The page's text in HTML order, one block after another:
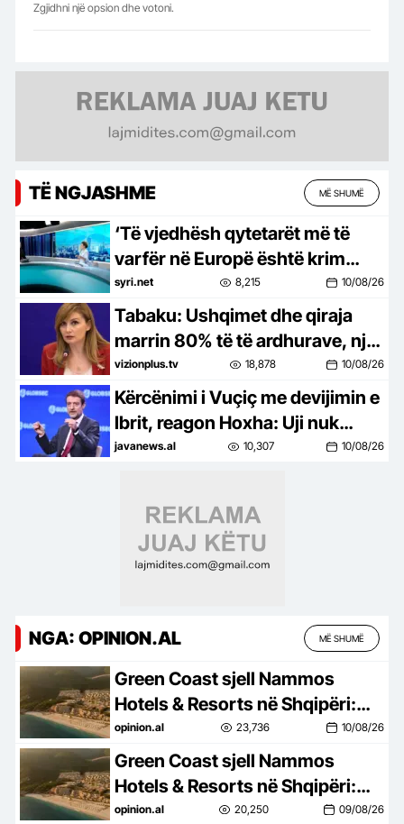
Zgjidhni një opsion dhe votoni.
TË NGJASHME MË SHUMË
‘Të vjedhësh qytetarët më të
varfër në Europë është krim
shtetëror’, Xhixho: Paratë
shkuan për korrupsion,
emergjencat u lanë në mjerim
syri.net 8,215 10/08/26
Tabaku: Ushqimet dhe qiraja
marrin 80% të të ardhurave, një
apartament kushton 20 vite të
ardhura
vizionplus.tv 18,878 10/08/26
Kërcënimi i Vuçiç me devijimin e
Ibrit, reagon Hoxha: Uji nuk
mund të përdoret si mjet
javanews.al 10,307 10/08/26
NGA: OPINION.AL MË SHUMË
Green Coast sjell Nammos
Hotels & Resorts në Shqipëri:
Destinacion i ri lifestyle
opinion.al 23,736 10/08/26
Green Coast sjell Nammos
Hotels & Resorts në Shqipëri:
Destinacion i ri lifestyle
opinion.al 20,250 09/08/26